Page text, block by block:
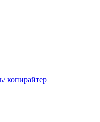
копирайтер